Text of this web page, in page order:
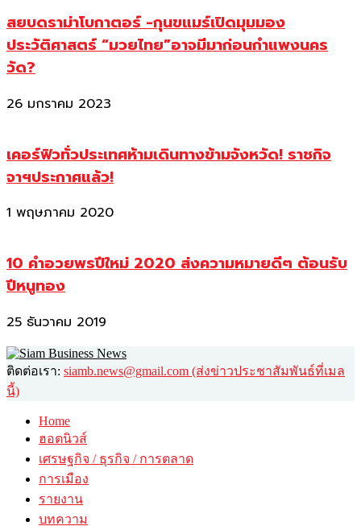
สยบดราม่าโบกาตอร์ -กุนขแมร์เปิดมุมมอง
ประวัติศาสตร์ “มวยไทย”อาจมีมาก่อนกำแพงนคร
วัด?
26 มกราคม 2023
เคอร์ฟิวทั่วประเทศห้ามเดินทางข้ามจังหวัด! ราชกิจ
จาฯประกาศแล้ว!
1 พฤษภาคม 2020
10 คำอวยพรปีใหม่ 2020 ส่งความหมายดีๆ ต้อนรับ
ปีหนูทอง
25 ธันวาคม 2019
ติดต่อเรา: siamb.news@gmail.com (ส่งข่าวประชาสัมพันธ์ที่เมล
นี้)
Home
ฮอตนิวส์
เศรษฐกิจ / ธุรกิจ / การตลาด
การเมือง
รายงาน
บทความ